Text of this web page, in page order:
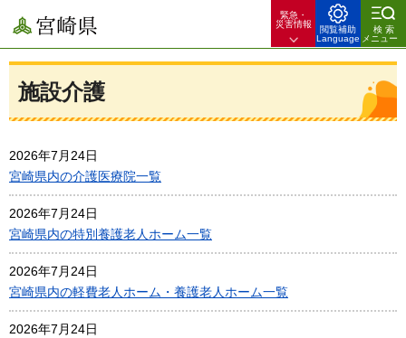
宮崎県
緊急・
災害情報
閲覧補助
Language
検索
メニュー
施設介護
2026年7月24日
宮崎県内の介護医療院一覧
2026年7月24日
宮崎県内の特別養護老人ホーム一覧
2026年7月24日
宮崎県内の軽費老人ホーム・養護老人ホーム一覧
2026年7月24日